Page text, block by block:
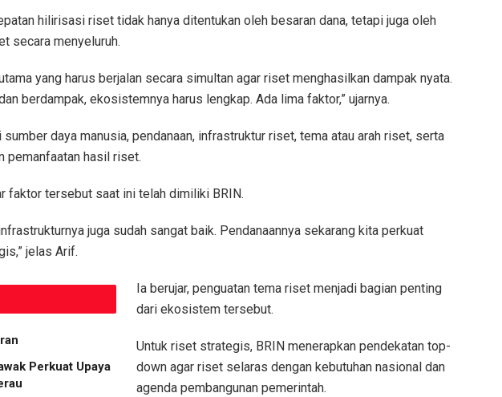
hilirisasi riset tidak hanya ditentukan oleh besaran dana, tetapi juga oleh
secara menyeluruh.
yang harus berjalan secara simultan agar riset menghasilkan dampak nyata.
berdampak, ekosistemnya harus lengkap. Ada lima faktor,” ujarnya.
daya manusia, pendanaan, infrastruktur riset, tema atau arah riset, serta
pemanfaatan hasil riset.
faktor tersebut saat ini telah dimiliki BRIN.
juga sudah sangat baik. Pendanaannya sekarang kita perkuat
jelas Arif.
Perkuat Upaya
Ia berujar, penguatan tema riset menjadi bagian penting
dari ekosistem tersebut.
Untuk riset strategis, BRIN menerapkan pendekatan top-
down agar riset selaras dengan kebutuhan nasional dan
agenda pembangunan pemerintah.